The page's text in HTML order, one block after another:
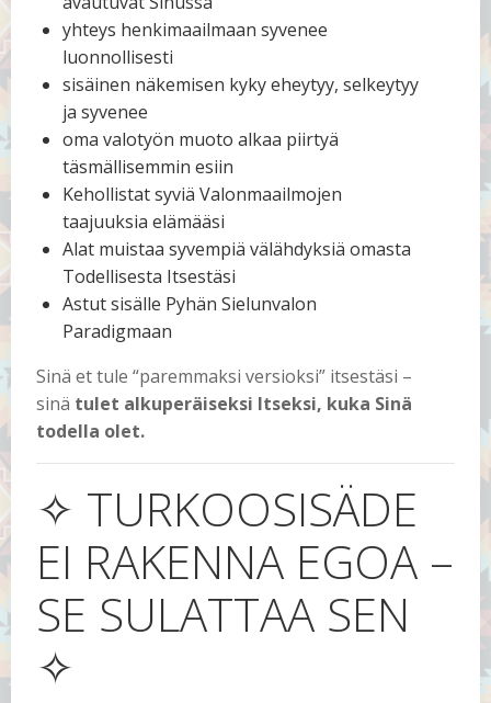
yhteys henkimaailmaan syvenee
luonnollisesti
sisäinen näkemisen kyky eheytyy, selkeytyy
ja syvenee
oma valotyön muoto alkaa piirtyä
täsmällisemmin esiin
Kehollistat syviä Valonmaailmojen
taajuuksia elämääsi
Alat muistaa syvempiä välähdyksiä omasta
Todellisesta Itsestäsi
Astut sisälle Pyhän Sielunvalon
Paradigmaan
Sinä et tule “paremmaksi versioksi” itsestäsi –
sinä tulet alkuperäiseksi Itseksi, kuka Sinä
todella olet.
✧ TURKOOSISÄDE
EI RAKENNA EGOA –
SE SULATTAA SEN
✧